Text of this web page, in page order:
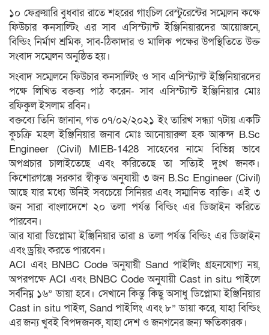
১০ ফেব্রুয়ারি বুধবার রাতে শহরের গাংচিল রেস্টুরেন্টের সম্মেলন কক্ষে
ফিউচার কনসাল্টিং এর সাব এসিস্ট্যান্ট ইঞ্জিনিয়ারদের আয়োজনে,
বিল্ডিং নির্মাণ শ্রমিক, সাব-ঠিকাদার ও মালিক পক্ষের উপস্থিতিতে উক্ত
সংবাদ সম্মেলন অনুষ্ঠিত হয়।
সংবাদ সম্মেলনে ফিউচার কনসাল্টিং ও সাব এসিস্ট্যান্ট ইঞ্জিনিয়ারদের
পক্ষে লিখিত বক্তব্য পাঠ করেন- সাব এসিস্ট্যান্ট ইঞ্জিনিয়ার মোঃ
রফিকুল ইসলাম রবিন।
বক্তব্যে তিনি জানান, গত ০৭/০২/২০২১ ইং তারিখ সন্ধ্যা ৭টায় একটি
কুচক্রি মহল ইঞ্জিনিয়ার জনাব মোঃ আনোয়ারুল হক আকন্দ B.Sc
Engineer (Civil) MIEB-1428 সাহেবের নামে বিভিন্ন ভাবে
অপপ্রচার চালাইতেছে এবং করিতেছে তা সত্যিই দুঃখ জনক।
কিশোরগঞ্জে সরকার স্বীকৃত অনুযায়ী ৩ জন B.Sc Engineer (Civil)
আছে যার মধ্যে উনিই সবচেয়ে সিনিয়র এবং সম্মানিত ব্যক্তি। এই ৩
জন সারা বাংলাদেশে ২০ তলা পর্যন্ত বিল্ডিং এর ডিজাইন করিতে
পারবেন।
আর যারা ডিপ্লোমা ইঞ্জিনিয়ার তারা ৪ তলা পর্যন্ত বিল্ডিং এর ডিজাইন
এবং ড্রয়িং করতে পারবেন।
ACI এবং BNBC Code অনুযায়ী Sand পাইলিং গ্রহনযোগ্য নয়,
অপরপক্ষে ACI এবং BNBC Code অনুযায়ী Cast in situ পাইলে
সর্বনিম্ন ১৬” ডায়া হবে। সেখানে কিন্তু কিছু অসাধু ডিপ্লোমা ইঞ্জিনিয়ার
Cast in situ পাইল, Sand পাইলিং এবং ৮” ডায়া করে, যাহা বিল্ডিং
এর জন্য খুবই বিপদজনক, যাহা দেশ ও জনগনের জন্য ক্ষতিকারক।